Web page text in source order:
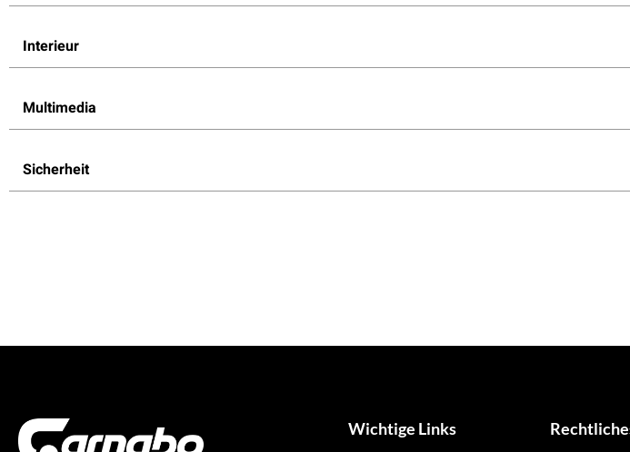
Interieur
Multimedia
Sicherheit
Wichtige Links